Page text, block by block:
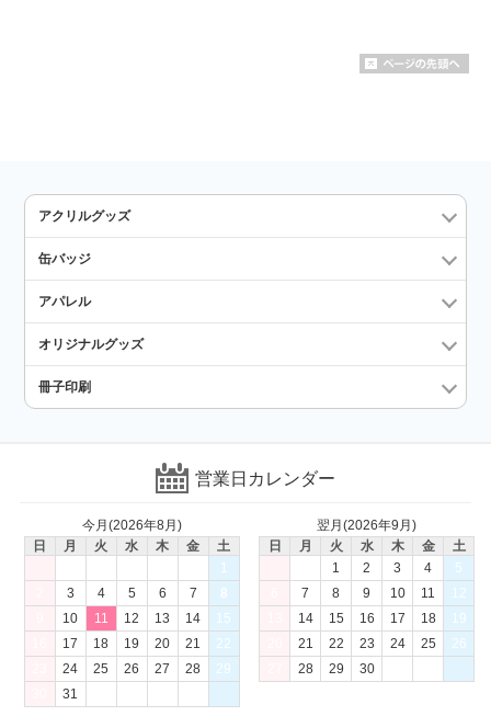
アクリルグッズ
缶バッジ
アパレル
オリジナルグッズ
冊子印刷
営業日カレンダー
今月(2026年8月)
日
月 火 水 木 金
土
1
3 4 5 6 7
8
10 11 12 13 14
15
17 18 19 20 21
22
24 25 26 27 28
29
31
翌月(2026年9月)
日
月 火 水 木 金
土
1
2 3 4
5
7 8 9 10 11
12
14 15 16 17 18
19
21 22 23 24 25
26
28 29 30